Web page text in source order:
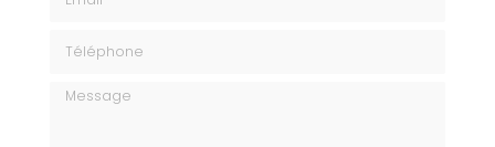
Message